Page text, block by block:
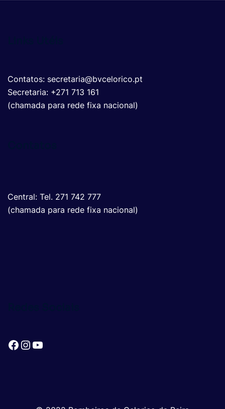
Contatos: secretaria@bvcelorico.pt
Secretaria: +271 713 161
(chamada para rede fixa nacional)
Central: Tel. 271 742 777
(chamada para rede fixa nacional)
Facebook
Instagram
YouTube